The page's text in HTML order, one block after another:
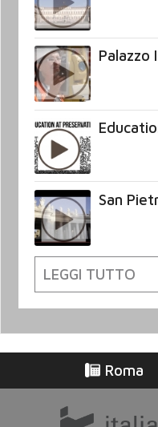
Palazzo
San
LEGGI TUTTO
Roma